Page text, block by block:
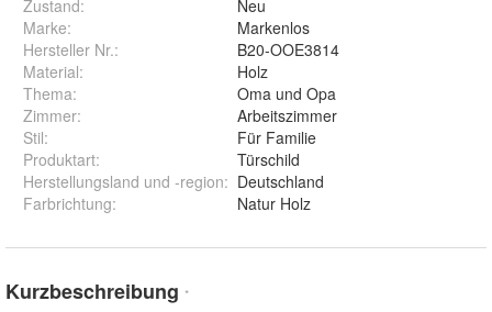
Zustand:
Neu
Marke:
Markenlos
Hersteller Nr.:
B20-OOE3814
Material:
Holz
Thema:
Oma und Opa
Zimmer:
Arbeitszimmer
Stil:
Für Familie
Produktart:
Türschild
Herstellungsland und -region: Deutschland
Farbrichtung: Natur Holz
Kurzbeschreibung *